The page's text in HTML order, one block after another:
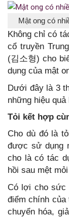
Mật ong có
Không chỉ có
cổ truyền
(김소형) cho
dụng của mật
Dưới đây là 3
những hiệu
Tỏi kết hợp
Cho dù đó là
được sử dụng
cho là có tác
hồi sau mệt
Có lợi cho sức
điểm chính của
chuyển hóa,